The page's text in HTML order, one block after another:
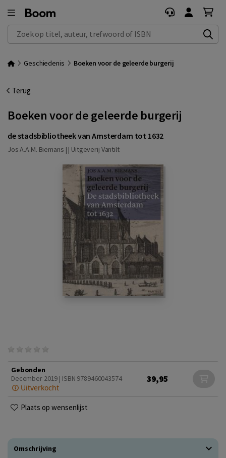
Zoek op titel, auteur, trefwoord of ISBN
Geschiedenis Boeken voor de geleerde burgerij
Terug
Boeken voor de geleerde burgerij
de stadsbibliotheek van Amsterdam tot 1632
Jos A.A.M. Biemans | | Uitgeverij Vantilt
Gebonden
December 2019 | ISBN 9789460043574
Uitverkocht
39,95
Plaats op wensenlijst
Omschrijving